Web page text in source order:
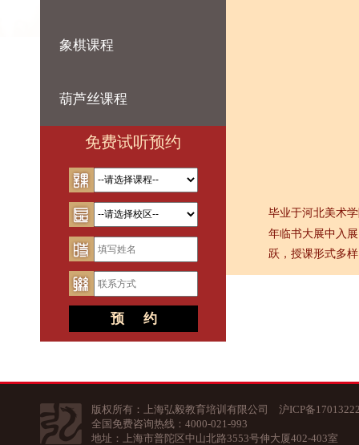
象棋课程
葫芦丝课程
免费试听预约
毕业于河北美术
年临书大展中入
跃，授课形式多
版权所有：上海弘毅教育培训有限公司
沪ICP备
全国免费咨询热线：4000-021-993
地址：上海市普陀区中山北路3553号伸大厦402-403室